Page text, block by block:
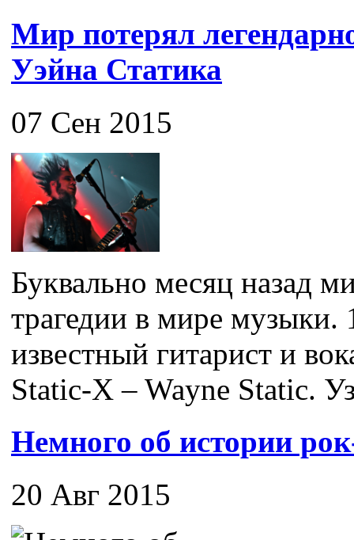
Мир потерял
Уэйна Статика
07 Сен 2015
Буквально месяц назад
трагедии в мире музыки.
известный гитарист и
Static-X – Wayne Static.
Немного об истории
20 Авг 2015